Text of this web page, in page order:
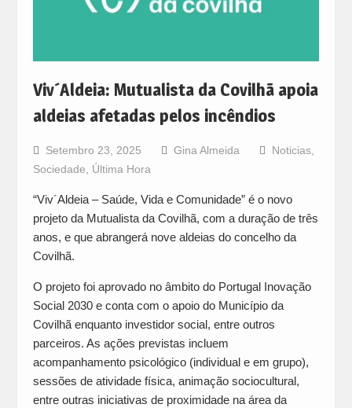
Viv´Aldeia: Mutualista da Covilhã apoia
aldeias afetadas pelos incêndios
Setembro 23, 2025 Gina Almeida Noticias,
Sociedade
Última Hora
“Viv´Aldeia – Saúde, Vida e Comunidade” é o novo
projeto da Mutualista da Covilhã, com a duração de três
anos, e que abrangerá nove aldeias do concelho da
Covilhã.
O projeto foi aprovado no âmbito do Portugal Inovação
Social 2030 e conta com o apoio do Município da
Covilhã enquanto investidor social, entre outros
parceiros. As ações previstas incluem
acompanhamento psicológico (individual e em grupo),
sessões de atividade física, animação sociocultural,
entre outras iniciativas de proximidade na área da